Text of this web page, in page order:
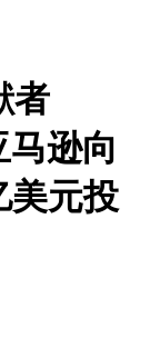
者
马逊向
美元投